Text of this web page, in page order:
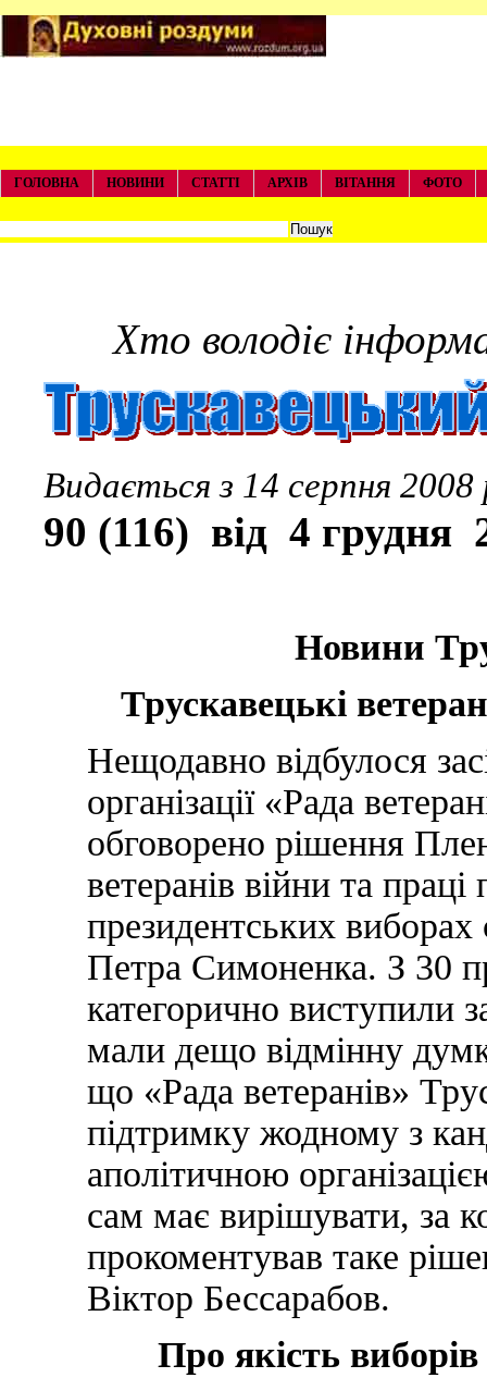
ГОЛОВНА НОВИНИ СТАТТІ АРХІВ ВІТАННЯ ФОТО
Хто володіє
Видається з
90 (116) від 4 грудня
Новини
Трускавецькі
Нещодавно відбулося
організації «Рада
обговорено рішення
ветеранів війни та
президентських виборах
Петра Симоненка. З 30
категорично виступили
мали дещо відмінну
що «Рада ветеранів»
підтримку жодному з
аполітичною
сам має вирішувати, за
прокоментував таке
Віктор Бессарабов.
Про якість